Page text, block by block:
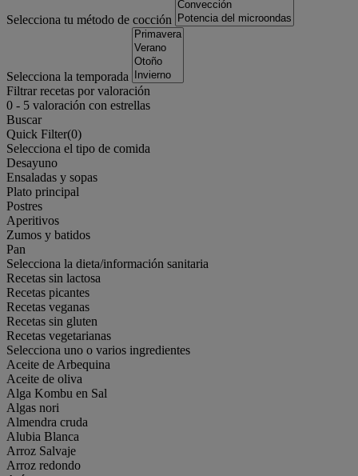
Selecciona tu método de cocción
Selecciona la temporada
Filtrar recetas por valoración
0 - 5 valoración con estrellas
Buscar
Quick Filter(0)
Selecciona el tipo de comida
Desayuno
Ensaladas y sopas
Plato principal
Postres
Aperitivos
Zumos y batidos
Pan
Selecciona la dieta/información sanitaria
Recetas sin lactosa
Recetas picantes
Recetas veganas
Recetas sin gluten
Recetas vegetarianas
Selecciona uno o varios ingredientes
Aceite de Arbequina
Aceite de oliva
Alga Kombu en Sal
Algas nori
Almendra cruda
Alubia Blanca
Arroz Salvaje
Arroz redondo